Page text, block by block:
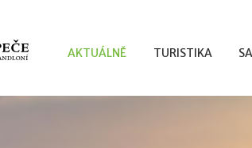
AKTUÁLNĚ TURISTIKA